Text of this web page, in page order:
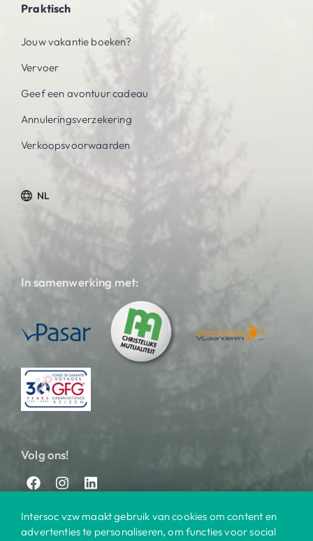
Praktisch
Jouw vakantie boeken?
Vervoer
Geef een avontuur cadeau
Annuleringsverzekering
Verkoopsvoorwaarden
NL
In samenwerking met:
Volg ons!
Intersoc vzw maakt gebruik van cookies om content en
advertenties te personaliseren, om functies voor social